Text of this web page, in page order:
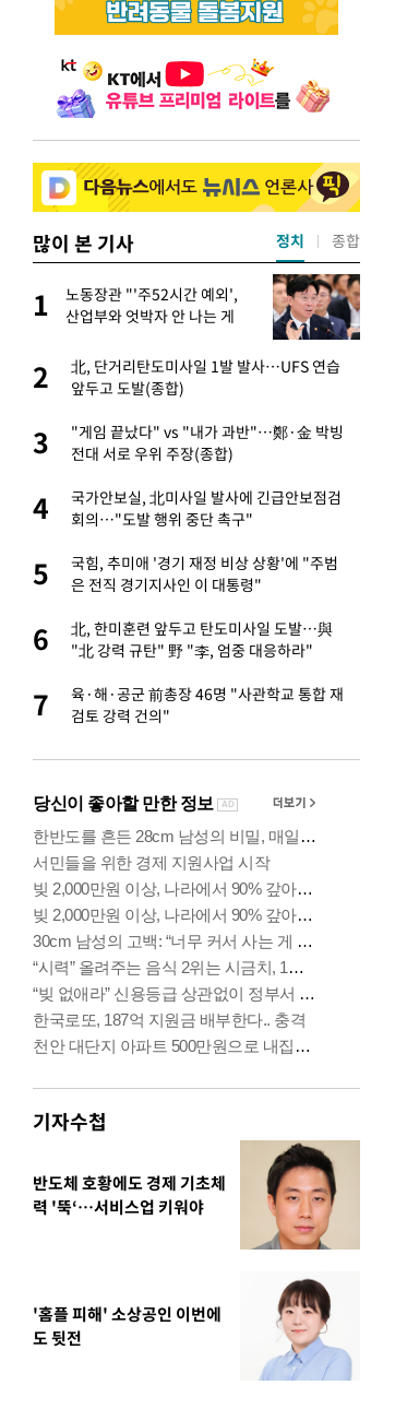
많이 본 기사
1
노동장관 "'주52시간 예외',
산업부와 엇박자 안 나는 게
2
北, 단거리탄도미사일 1발 발사…UFS 연습
앞두고 도발(종합)
3
"게임 끝났다" vs "내가 과반"…鄭·金 박빙
전대 서로 우위 주장(종합)
4
국가안보실, 北미사일 발사에 긴급안보점검
회의…"도발 행위 중단 촉구"
5
국힘, 추미애 '경기 재정 비상 상황'에 "주범
은 전직 경기지사인 이 대통령"
6
北, 한미훈련 앞두고 탄도미사일 도발…與
"北 강력 규탄" 野 "李, 엄중 대응하라"
7
육·해·공군 前총장 46명 "사관학교 통합 재
검토 강력 건의"
정치 종합
기자수첩
반도체 호황에도 경제 기초체
력 '뚝‘…서비스업 키워야
'홈플 피해' 소상공인 이번에
도 뒷전